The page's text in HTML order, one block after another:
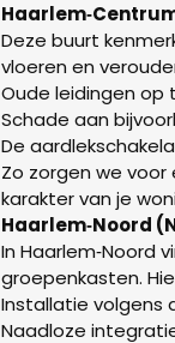
Deze buurt
vloeren en
Oude leidingen op
Schade aan
De
Zo zorgen we
karakter van je
Haarlem‑Noord
In Haarlem‑Noord
groepenkasten.
Installatie volgens
Naadloze